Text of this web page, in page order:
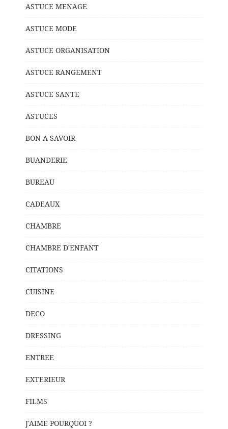
ASTUCE MENAGE
ASTUCE MODE
ASTUCE ORGANISATION
ASTUCE RANGEMENT
ASTUCE SANTE
ASTUCES
BON A SAVOIR
BUANDERIE
BUREAU
CADEAUX
CHAMBRE
CHAMBRE D'ENFANT
CITATIONS
CUISINE
DECO
DRESSING
ENTREE
EXTERIEUR
FILMS
J'AIME POURQUOI ?